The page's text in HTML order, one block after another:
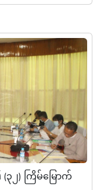
၂) ကြိမ်မြောက်